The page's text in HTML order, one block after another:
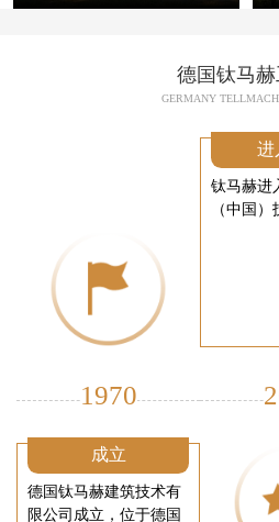
德国钛马
GERMANY TELLMACH
成立
德国钛马赫建筑技术有
限公司成立，位于德国
1970
进
钛马赫进
（中国